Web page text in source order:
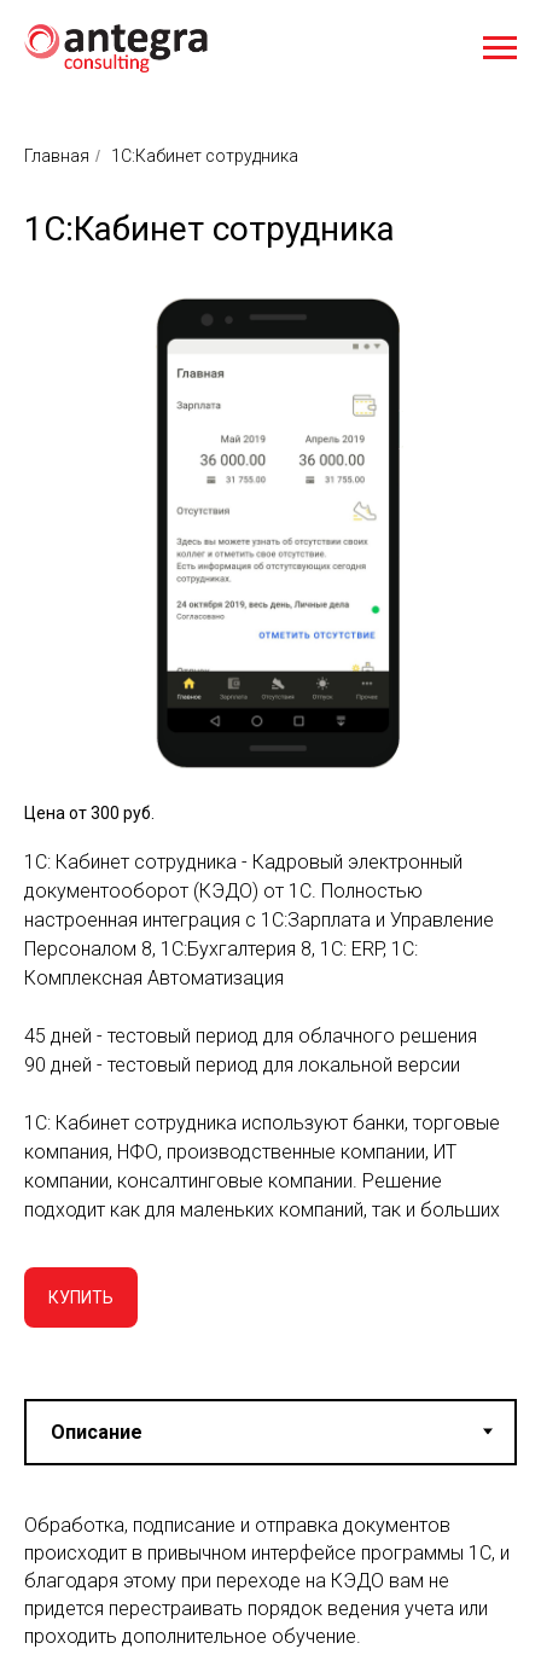
Главная / 1С:Кабинет сотрудника
1С:Кабинет сотрудника
Цена от 300 руб.
1С: Кабинет сотрудника - Кадровый электронный
документооборот (КЭДО) от 1С. Полностью
настроенная интеграция с 1С:Зарплата и Управление
Персоналом 8, 1С:Бухгалтерия 8, 1С: ERP, 1С:
Комплексная Автоматизация
45 дней - тестовый период для облачного решения
90 дней - тестовый период для локальной версии
1С: Кабинет сотрудника используют банки, торговые
компания, НФО, производственные компании, ИТ
компании, консалтинговые компании. Решение
подходит как для маленьких компаний, так и больших
КУПИТЬ
Обработка, подписание и отправка документов
происходит в привычном интерфейсе программы 1С, и
благодаря этому при переходе на КЭДО вам не
придется перестраивать порядок ведения учета или
проходить дополнительное обучение.